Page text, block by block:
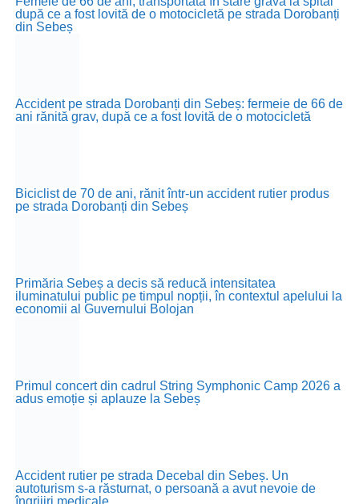
după ce a fost lovită de o motocicletă pe strada Dorobanți
din Sebeș
Accident pe strada Dorobanți din Sebeș: fermeie de 66 de
ani rănită grav, după ce a fost lovită de o motocicletă
Biciclist de 70 de ani, rănit într-un accident rutier produs
pe strada Dorobanți din Sebeș
Primăria Sebeș a decis să reducă intensitatea
iluminatului public pe timpul nopții, în contextul apelului la
economii al Guvernului Bolojan
Primul concert din cadrul String Symphonic Camp 2026 a
adus emoție și aplauze la Sebeș
Accident rutier pe strada Decebal din Sebeș. Un
autoturism s-a răsturnat, o persoană a avut nevoie de
îngrijiri medicale